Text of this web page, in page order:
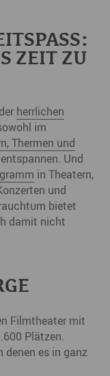
V
ZU Z
herrlichen
im
Thermen und
Und
in Theatern,
und
bietet
damit nicht
Filmtheater mit
Plätzen.
denen es in ganz